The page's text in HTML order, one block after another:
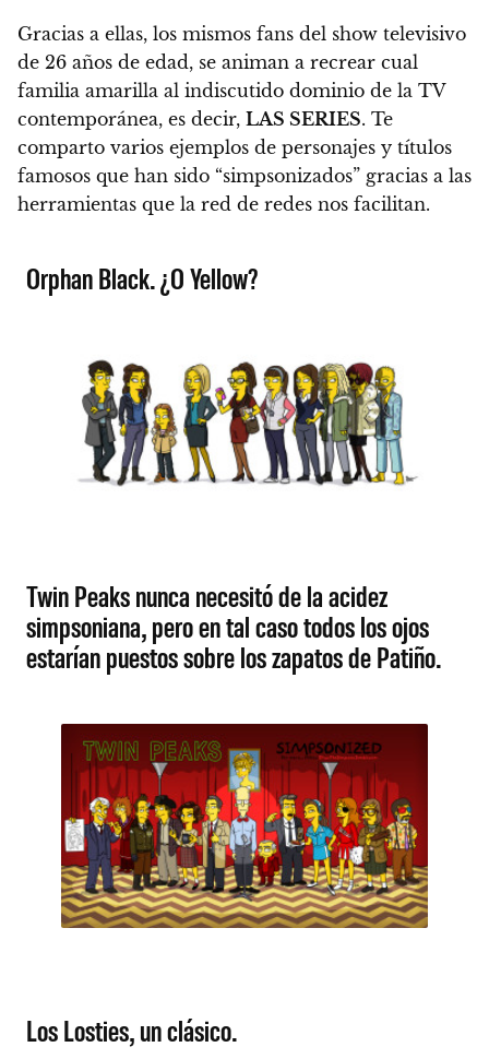
Gracias a ellas, los mismos fans del show televisivo
de 26 años de edad, se animan a recrear cual
familia amarilla al indiscutido dominio de la TV
contemporánea, es decir, LAS SERIES. Te
comparto varios ejemplos de personajes y títulos
famosos que han sido “simpsonizados” gracias a las
herramientas que la red de redes nos facilitan.
Orphan Black. ¿O Yellow?
Twin Peaks nunca necesitó de la acidez
simpsoniana, pero en tal caso todos los ojos
estarían puestos sobre los zapatos de Patiño.
Los Losties, un clásico.